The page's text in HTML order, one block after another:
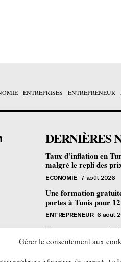
Gérer le consentement aux
ENTREPRISES ENTREPRENEUR
DERNIÈRES
Taux d’inflation en
malgré le repli des
ECONOMIE 7 août 2026
Une formation
portes à Tunis pour
ENTREPRENEUR 6 août
Un nouveau procédé
pharmaceutique en